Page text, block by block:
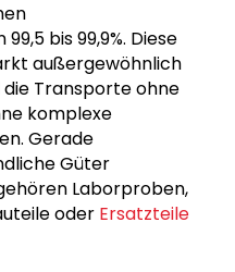
bis 99,9%. Diese
außergewöhnlich
die Transporte ohne
komplexe
Gerade
Güter
Laborproben,
oder Ersatzteile